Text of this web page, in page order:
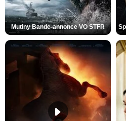
Mutiny Bande-annonce VO STFR